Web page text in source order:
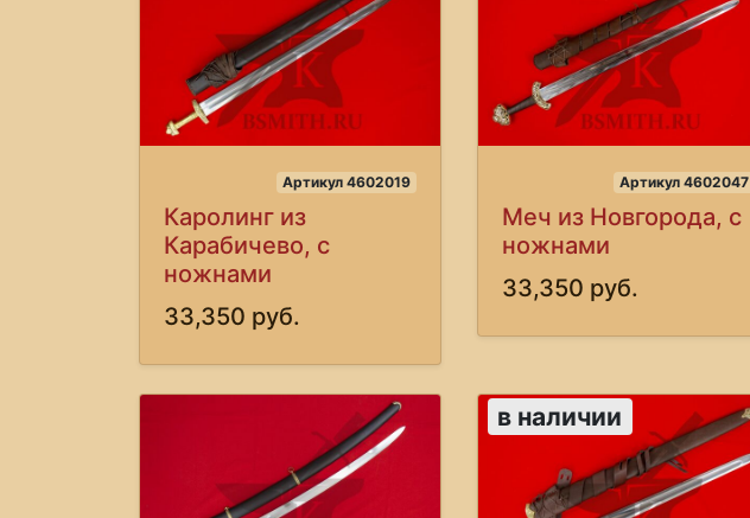
Артикул 4602019
Каролинг из
Карабичево, с
ножнами
33,350 руб.
Артикул 4602047
Меч из Новгорода, с
ножнами
33,350 руб.
в наличии